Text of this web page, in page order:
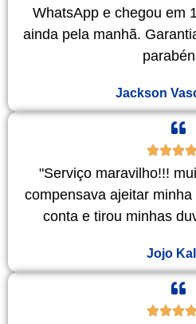
WhatsApp e chegou em
ainda pela manhã.
Jackson
"Serviço maravilho!!!
compensava ajeitar
conta e tirou minhas
Jojo